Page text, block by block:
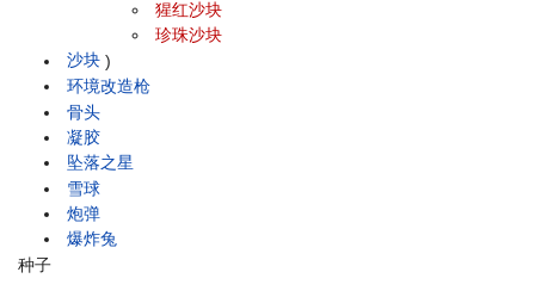
沙块
猩红沙块
珍珠沙块
)
环境改造枪
骨头
凝胶
坠落之星
雪球
炮弹
爆炸兔
种子